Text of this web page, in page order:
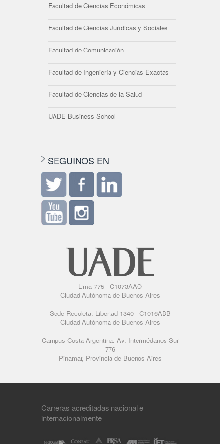
Facultad de Ciencias Económicas
Facultad de Ciencias Jurídicas y Sociales
Facultad de Comunicación
Facultad de Ingeniería y Ciencias Exactas
Facultad de Ciencias de la Salud
UADE Business School
SEGUINOS EN
Lima 775 - C1073AAO
Ciudad Autónoma de Buenos Aires
Sede Recoleta: Libertad 1340 - C1016ABB
Ciudad Autónoma de Buenos Aires
Campus Costa Argentina: Av. Intermédanos Sur
776
Pinamar, Provincia de Buenos Aires
Carreras acreditadas nacional e
internacionalmente